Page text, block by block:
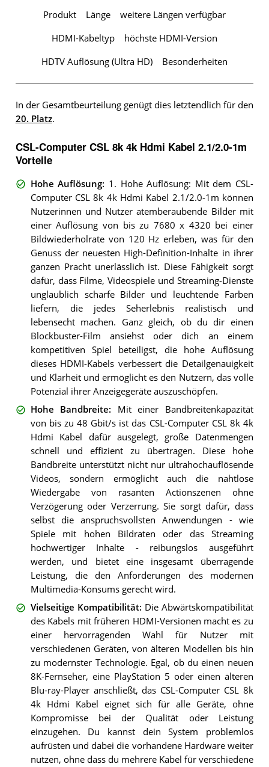
Produkt Länge weitere Längen verfügbar
HDMI-Kabeltyp höchste HDMI-Version
HDTV Auflösung (Ultra HD) Besonderheiten
In der Gesamtbeurteilung genügt dies letztendlich für den
20. Platz.
CSL-Computer CSL 8k 4k Hdmi Kabel 2.1/2.0-1m
Vorteile
Hohe Auflösung: 1. Hohe Auflösung: Mit dem CSL-
Computer CSL 8k 4k Hdmi Kabel 2.1/2.0-1m können
Nutzerinnen und Nutzer atemberaubende Bilder mit
einer Auflösung von bis zu 7680 x 4320 bei einer
Bildwiederholrate von 120 Hz erleben, was für den
Genuss der neuesten High-Definition-Inhalte in ihrer
ganzen Pracht unerlässlich ist. Diese Fähigkeit sorgt
dafür, dass Filme, Videospiele und Streaming-Dienste
unglaublich scharfe Bilder und leuchtende Farben
liefern, die jedes Seherlebnis realistisch und
lebensecht machen. Ganz gleich, ob du dir einen
Blockbuster-Film ansiehst oder dich an einem
kompetitiven Spiel beteiligst, die hohe Auflösung
dieses HDMI-Kabels verbessert die Detailgenauigkeit
und Klarheit und ermöglicht es den Nutzern, das volle
Potenzial ihrer Anzeigegeräte auszuschöpfen.
Hohe Bandbreite: Mit einer Bandbreitenkapazität
von bis zu 48 Gbit/s ist das CSL-Computer CSL 8k 4k
Hdmi Kabel dafür ausgelegt, große Datenmengen
schnell und effizient zu übertragen. Diese hohe
Bandbreite unterstützt nicht nur ultrahochauflösende
Videos, sondern ermöglicht auch die nahtlose
Wiedergabe von rasanten Actionszenen ohne
Verzögerung oder Verzerrung. Sie sorgt dafür, dass
selbst die anspruchsvollsten Anwendungen - wie
Spiele mit hohen Bildraten oder das Streaming
hochwertiger Inhalte - reibungslos ausgeführt
werden, und bietet eine insgesamt überragende
Leistung, die den Anforderungen des modernen
Multimedia-Konsums gerecht wird.
Vielseitige Kompatibilität: Die Abwärtskompatibilität
des Kabels mit früheren HDMI-Versionen macht es zu
einer hervorragenden Wahl für Nutzer mit
verschiedenen Geräten, von älteren Modellen bis hin
zu modernster Technologie. Egal, ob du einen neuen
8K-Fernseher, eine PlayStation 5 oder einen älteren
Blu-ray-Player anschließt, das CSL-Computer CSL 8k
4k Hdmi Kabel eignet sich für alle Geräte, ohne
Kompromisse bei der Qualität oder Leistung
einzugehen. Du kannst dein System problemlos
aufrüsten und dabei die vorhandene Hardware weiter
nutzen, ohne dass du mehrere Kabel für verschiedene